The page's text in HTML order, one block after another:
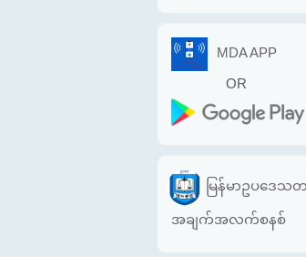
MDA APP
OR
မြန်မာဥပဒေသ
အချက်အလက်စနစ်